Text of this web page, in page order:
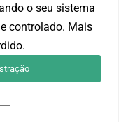
o seu sistema
controlado. Mais